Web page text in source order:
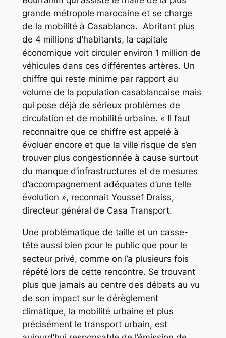
grande métropole marocaine et se charge
de la mobilité à Casablanca. Abritant plus
de 4 millions d’habitants, la capitale
économique voit circuler environ 1 million de
véhicules dans ces différentes artères. Un
chiffre qui reste minime par rapport au
volume de la population casablancaise mais
qui pose déjà de sérieux problèmes de
circulation et de mobilité urbaine. « Il faut
reconnaitre que ce chiffre est appelé à
évoluer encore et que la ville risque de s’en
trouver plus congestionnée à cause surtout
du manque d’infrastructures et de mesures
d’accompagnement adéquates d’une telle
évolution », reconnait Youssef Draiss,
directeur général de Casa Transport.
Une problématique de taille et un casse-
tête aussi bien pour le public que pour le
secteur privé, comme on l’a plusieurs fois
répété lors de cette rencontre. Se trouvant
plus que jamais au centre des débats au vu
de son impact sur le dérèglement
climatique, la mobilité urbaine et plus
précisément le transport urbain, est